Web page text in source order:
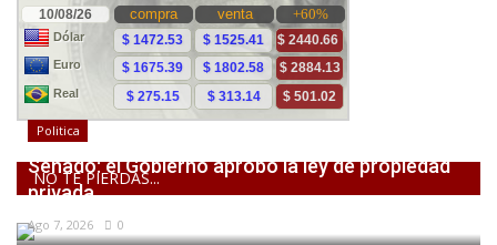
NO TE PIERDAS...
Politica
Senado: el Gobierno aprobó la ley de propiedad
privada,...
Ago 7, 2026 0